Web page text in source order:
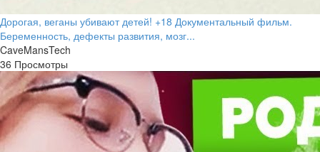
Дорогая, веганы убивают детей! +18 Документальный фильм.
Беременность, дефекты развития, мозг...
CaveMansTech
36 Просмотры